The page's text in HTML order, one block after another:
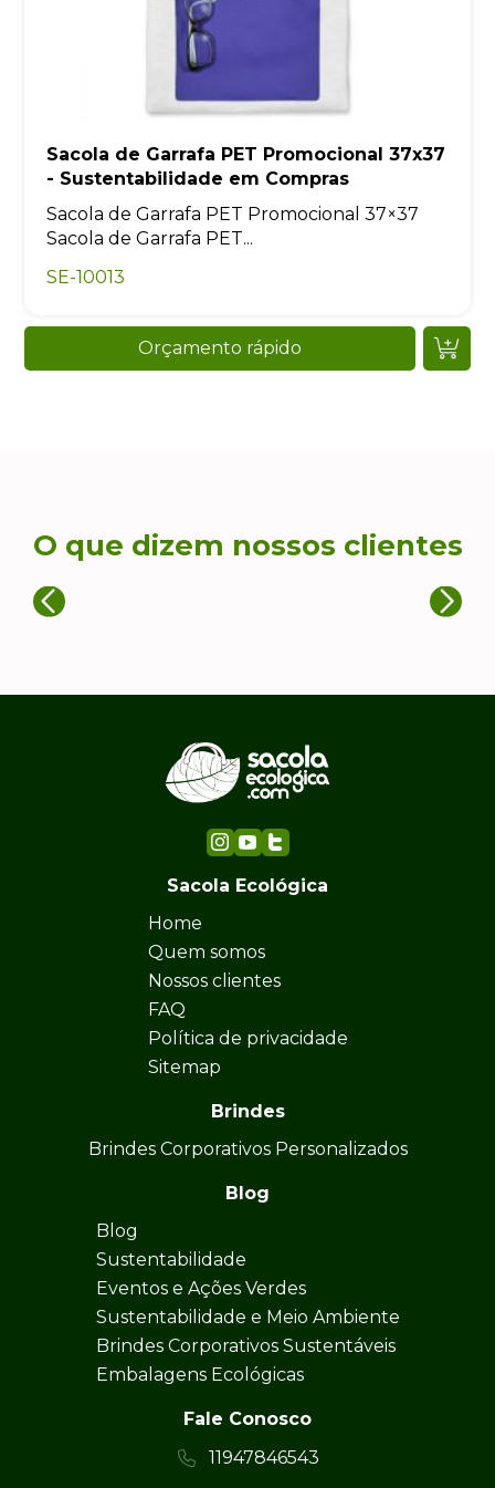
Sacola de Garrafa PET Promocional 37x37
- Sustentabilidade em Compras
Sacola de Garrafa PET Promocional 37×37
Sacola de Garrafa PET...
SE-10013
Orçamento rápido
O que dizem nossos clientes
Sacola Ecológica
Home
Quem somos
Nossos clientes
FAQ
Política de privacidade
Sitemap
Brindes
Brindes Corporativos Personalizados
Blog
Blog
Sustentabilidade
Eventos e Ações Verdes
Sustentabilidade e Meio Ambiente
Brindes Corporativos Sustentáveis
Embalagens Ecológicas
Fale Conosco
11947846543